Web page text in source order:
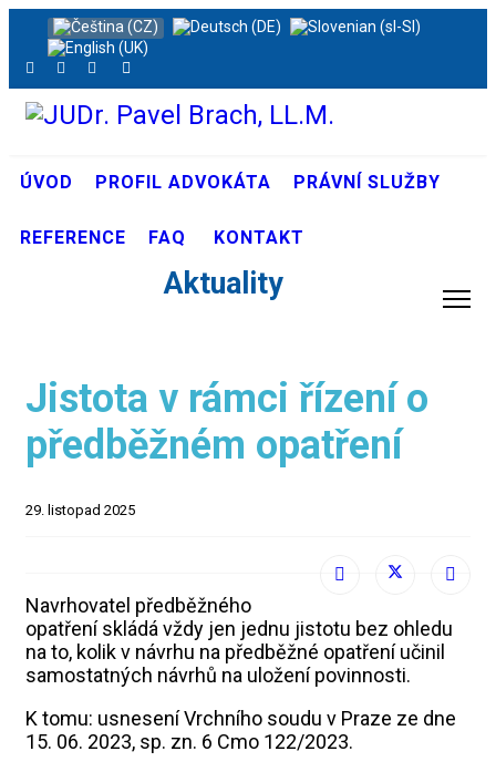
Zvolte jazyk
ÚVOD PROFIL ADVOKÁTA PRÁVNÍ SLUŽBY
REFERENCE FAQ KONTAKT
Aktuality
Jistota v rámci řízení o
předběžném opatření
29. listopad 2025
Navrhovatel předběžného
opatření skládá vždy jen jednu jistotu bez ohledu
na to, kolik v návrhu na předběžné opatření učinil
samostatných návrhů na uložení povinnosti.
K tomu: usnesení Vrchního soudu v Praze ze dne
15. 06. 2023, sp. zn. 6 Cmo 122/2023.